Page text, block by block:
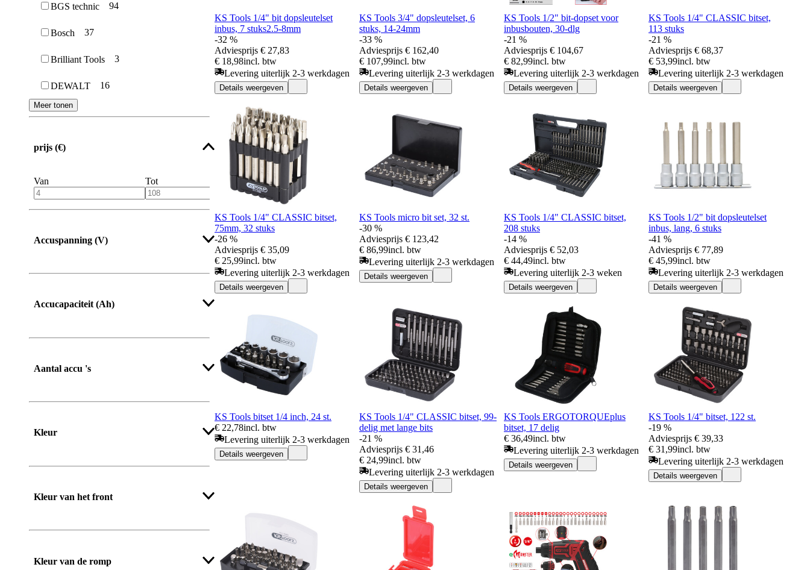
BGS technic 94
Bosch 37
Brilliant Tools 3
DEWALT 16
Meer tonen
prijs (€)
Van Tot
Accuspanning (V)
Accucapaciteit (Ah)
Aantal accu 's
Kleur
Kleur van het front
Kleur van de romp
KS Tools 1/4" bit dopsleutelset
inbus, 7 stuks2.5-8mm
-32 %
Adviesprijs € 27,83
€ 18,98incl. btw
Levering uiterlijk 2-3 werkdagen
Details weergeven
KS Tools 3/4" dopsleutelset, 6
stuks, 14-24mm
-33 %
Adviesprijs € 162,40
€ 107,99incl. btw
Levering uiterlijk 2-3 werkdagen
Details weergeven
KS Tools 1/2" bit-dopset voor
inbusbouten, 30-dlg
-21 %
Adviesprijs € 104,67
€ 82,99incl. btw
Levering uiterlijk 2-3 werkdagen
Details weergeven
KS Tools 1/4" CLASSIC bitset,
113 stuks
-21 %
Adviesprijs € 68,37
€ 53,99incl. btw
Levering uiterlijk 2-3 werkdagen
Details weergeven
KS Tools 1/4" CLASSIC bitset,
75mm, 32 stuks
-26 %
Adviesprijs € 35,09
€ 25,99incl. btw
Levering uiterlijk 2-3 werkdagen
Details weergeven
KS Tools micro bit set, 32 st.
-30 %
Adviesprijs € 123,42
€ 86,99incl. btw
Levering uiterlijk 2-3 werkdagen
Details weergeven
KS Tools 1/4" CLASSIC bitset,
208 stuks
-14 %
Adviesprijs € 52,03
€ 44,49incl. btw
Levering uiterlijk 2-3 weken
Details weergeven
KS Tools 1/2" bit dopsleutelset
inbus, lang, 6 stuks
-41 %
Adviesprijs € 77,89
€ 45,99incl. btw
Levering uiterlijk 2-3 werkdagen
Details weergeven
KS Tools bitset 1/4 inch, 24 st.
€ 22,78incl. btw
Levering uiterlijk 2-3 werkdagen
Details weergeven
KS Tools 1/4" CLASSIC bitset, 99-
delig met lange bits
-21 %
Adviesprijs € 31,46
€ 24,99incl. btw
Levering uiterlijk 2-3 werkdagen
Details weergeven
KS Tools ERGOTORQUEplus
bitset, 17 delig
€ 36,49incl. btw
Levering uiterlijk 2-3 werkdagen
Details weergeven
KS Tools 1/4" bitset, 122 st.
-19 %
Adviesprijs € 39,33
€ 31,99incl. btw
Levering uiterlijk 2-3 werkdagen
Details weergeven